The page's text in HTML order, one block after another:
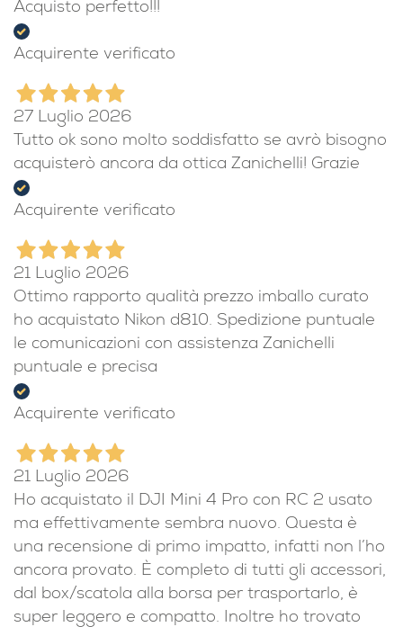
Acquisto perfetto!!!
Acquirente verificato
27 Luglio 2026
Tutto ok sono molto soddisfatto se avrò bisogno
acquisterò ancora da ottica Zanichelli! Grazie
Acquirente verificato
21 Luglio 2026
Ottimo rapporto qualità prezzo imballo curato
ho acquistato Nikon d810. Spedizione puntuale
le comunicazioni con assistenza Zanichelli
puntuale e precisa
Acquirente verificato
21 Luglio 2026
Ho acquistato il DJI Mini 4 Pro con RC 2 usato
ma effettivamente sembra nuovo. Questa è
una recensione di primo impatto, infatti non l’ho
ancora provato. È completo di tutti gli accessori,
dal box/scatola alla borsa per trasportarlo, è
super leggero e compatto. Inoltre ho trovato